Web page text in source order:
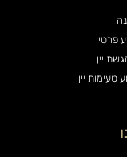
פרטי
יין
טעימות יין